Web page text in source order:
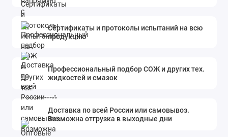
Сертификаты и протоколы испытаний на всю
продукцию
Профессиональный подбор СОЖ и других тех.
жидкостей и смазок
Доставка по всей России или самовывоз.
Возможна отгрузка в выходные дни